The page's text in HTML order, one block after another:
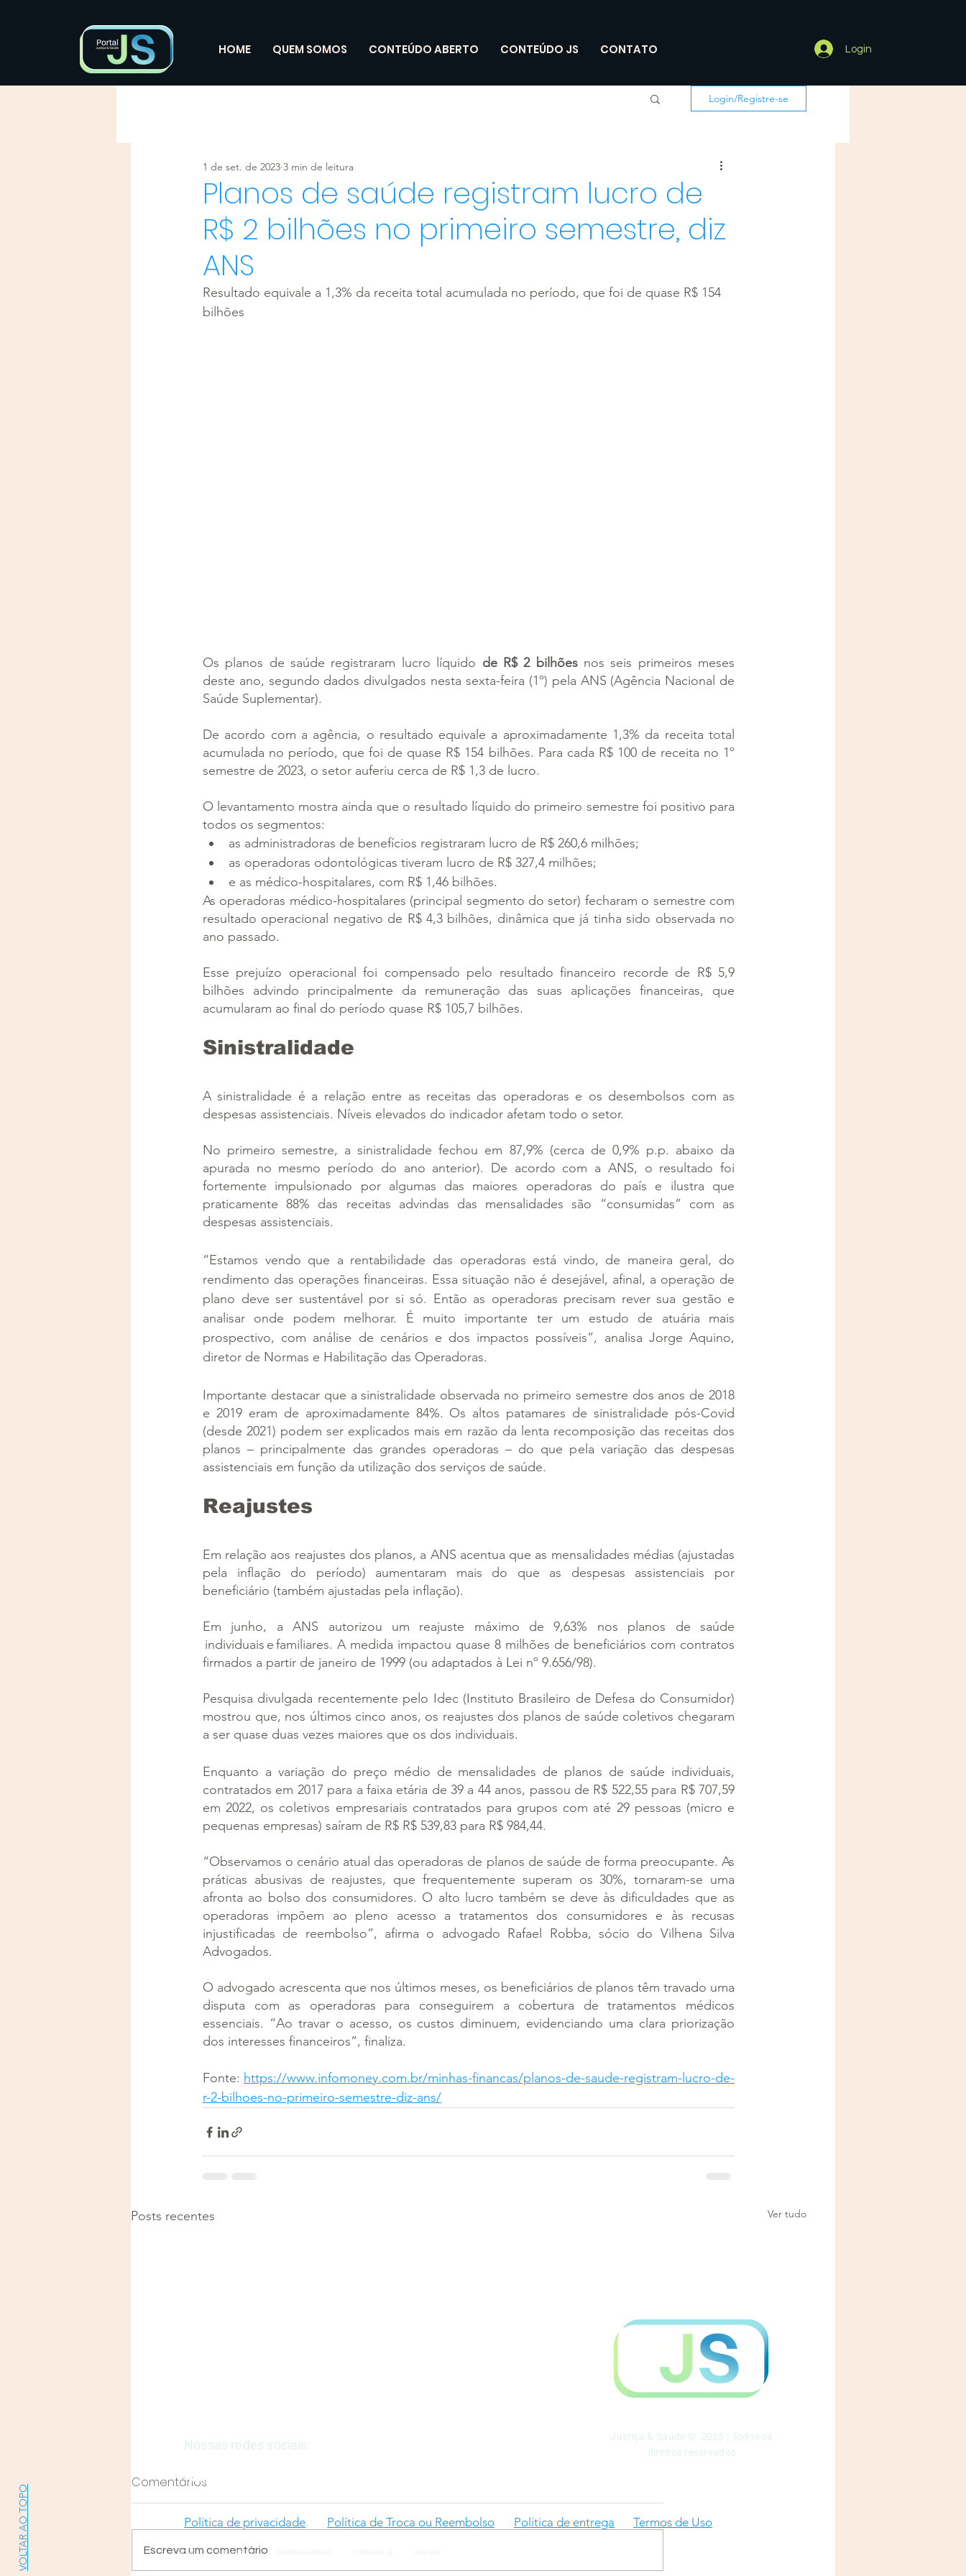
HOME QUEM SOMOS CONTEÚDO ABERTO CONTEÚDO JS CONTATO Login
Login/Registre-se
Planos de saúde registram lucro de
R$ 2 bilhões no primeiro semestre, diz
ANS
1 de set. de 2023 3 min de leitura
Resultado equivale a 1,3% da receita total acumulada no período, que foi de quase R$ 154
bilhões
Os planos de saúde registraram lucro líquido de R$ 2 bilhões nos seis primeiros meses
deste ano, segundo dados divulgados nesta sexta-feira (1º) pela ANS (Agência Nacional de
Saúde Suplementar).
De acordo com a agência, o resultado equivale a aproximadamente 1,3% da receita total
acumulada no período, que foi de quase R$ 154 bilhões. Para cada R$ 100 de receita no 1º
semestre de 2023, o setor auferiu cerca de R$ 1,3 de lucro.
O levantamento mostra ainda que o resultado líquido do primeiro semestre foi positivo para
todos os segmentos:
as administradoras de benefícios registraram lucro de R$ 260,6 milhões;
as operadoras odontológicas tiveram lucro de R$ 327,4 milhões;
e as médico-hospitalares, com R$ 1,46 bilhões.
As operadoras médico-hospitalares (principal segmento do setor) fecharam o semestre com
resultado operacional negativo de R$ 4,3 bilhões, dinâmica que já tinha sido observada no
ano passado.
Esse prejuízo operacional foi compensado pelo resultado financeiro recorde de R$ 5,9
bilhões advindo principalmente da remuneração das suas aplicações financeiras, que
acumularam ao final do período quase R$ 105,7 bilhões.
Sinistralidade
A sinistralidade é a relação entre as receitas das operadoras e os desembolsos com as
despesas assistenciais. Níveis elevados do indicador afetam todo o setor.
No primeiro semestre, a sinistralidade fechou em 87,9% (cerca de 0,9% p.p. abaixo da
apurada no mesmo período do ano anterior). De acordo com a ANS, o resultado foi
fortemente impulsionado por algumas das maiores operadoras do país e ilustra que
praticamente 88% das receitas advindas das mensalidades são “consumidas” com as
despesas assistenciais.
“Estamos vendo que a rentabilidade das operadoras está vindo, de maneira geral, do
rendimento das operações financeiras. Essa situação não é desejável, afinal, a operação de
plano deve ser sustentável por si só. Então as operadoras precisam rever sua gestão e
analisar onde podem melhorar. É muito importante ter um estudo de atuária mais
prospectivo, com análise de cenários e dos impactos possíveis”, analisa Jorge Aquino,
diretor de Normas e Habilitação das Operadoras.
Importante destacar que a sinistralidade observada no primeiro semestre dos anos de 2018
e 2019 eram de aproximadamente 84%. Os altos patamares de sinistralidade pós-Covid
(desde 2021) podem ser explicados mais em razão da lenta recomposição das receitas dos
planos – principalmente das grandes operadoras – do que pela variação das despesas
assistenciais em função da utilização dos serviços de saúde.
Reajustes
Em relação aos reajustes dos planos, a ANS acentua que as mensalidades médias (ajustadas
pela inflação do período) aumentaram mais do que as despesas assistenciais por
beneficiário (também ajustadas pela inflação).
Em junho, a ANS autorizou um reajuste máximo de 9,63% nos planos de saúde
individuais e familiares. A medida impactou quase 8 milhões de beneficiários com contratos
firmados a partir de janeiro de 1999 (ou adaptados à Lei nº 9.656/98).
Pesquisa divulgada recentemente pelo Idec (Instituto Brasileiro de Defesa do Consumidor)
mostrou que, nos últimos cinco anos, os reajustes dos planos de saúde coletivos chegaram
a ser quase duas vezes maiores que os dos individuais.
Enquanto a variação do preço médio de mensalidades de planos de saúde individuais,
contratados em 2017 para a faixa etária de 39 a 44 anos, passou de R$ 522,55 para R$ 707,59
em 2022, os coletivos empresariais contratados para grupos com até 29 pessoas (micro e
pequenas empresas) saíram de R$ R$ 539,83 para R$ 984,44.
“Observamos o cenário atual das operadoras de planos de saúde de forma preocupante. As
práticas abusivas de reajustes, que frequentemente superam os 30%, tornaram-se uma
afronta ao bolso dos consumidores. O alto lucro também se deve às dificuldades que as
operadoras impõem ao pleno acesso a tratamentos dos consumidores e às recusas
injustificadas de reembolso”, afirma o advogado Rafael Robba, sócio do Vilhena Silva
Advogados.
O advogado acrescenta que nos últimos meses, os beneficiários de planos têm travado uma
disputa com as operadoras para conseguirem a cobertura de tratamentos médicos
essenciais. “Ao travar o acesso, os custos diminuem, evidenciando uma clara priorização
dos interesses financeiros”, finaliza.
Fonte: https://www.infomoney.com.br/minhas-financas/planos-de-saude-registram-lucro-de-
r-2-bilhoes-no-primeiro-semestre-diz-ans/
Posts recentes Ver tudo
Entendendo a TUSS
Comentários
Escreva um comentário
VOLTAR AO TOPO
Nossas redes sociais:
Política de privacidade Política de Troca ou Reembolso
Justiça & Saúde © 2025 | Todos os
direitos reservados
Política de entrega Termos de Uso
HOME QUEM SOMOS